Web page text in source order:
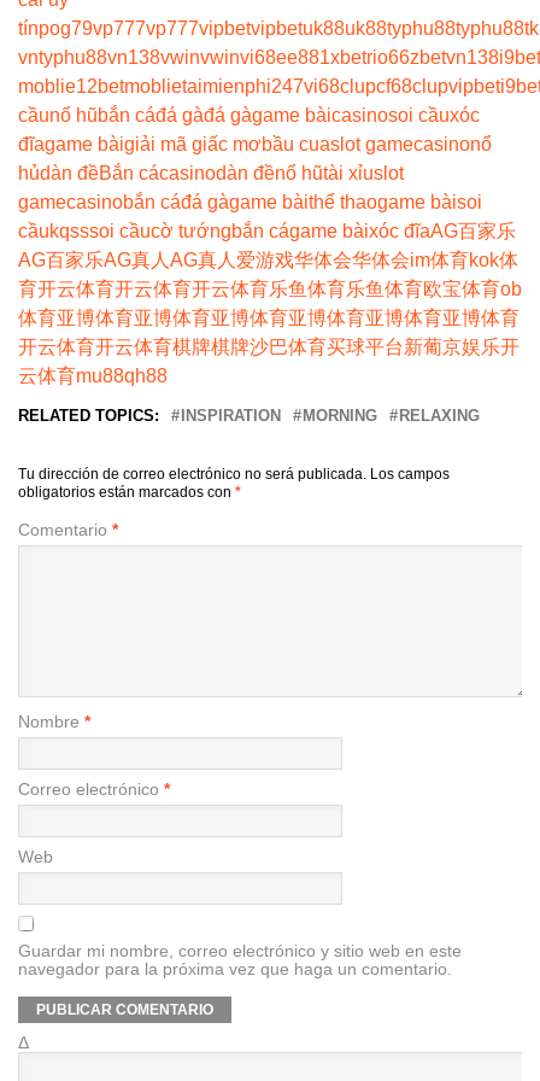
tínpog79vp777vp777vipbetvipbetuk88uk88typhu88typhu88
vntyphu88vn138vwinvwinvi68ee881xbetrio66zbetvn138
moblie12betmoblietaimienphi247vi68clupcf68clupvipbet
cầunổ hũbắn cáđá gàđá gàgame bàicasinosoi cầuxóc
đĩagame bàigiải mã giấc mơbầu cuaslot gamecasinonổ
hủdàn đềBắn cácasinodàn đềnổ hũtài xỉuslot
gamecasinobắn cáđá gàgame bàithể thaogame bàisoi
cầukqsssoi cầucờ tướngbắn cágame bàixóc đĩaAG百家乐
AG百家乐AG真人AG真人爱游戏华体会华体会im体育 kok体
育开云体育开云体育开云体育乐鱼体育乐鱼体育 欧宝体育ob
体育亚博体育亚博体育亚博体育亚博体育亚博体育亚博体育
开云体育开云体育棋牌棋牌沙巴体育买球平台新葡京娱乐开
云体育mu88qh88
RELATED TOPICS: INSPIRATION MORNING RELAXING
Tu dirección de correo electrónico no será publicada. Los campos
obligatorios están marcados con *
Comentario *
Nombre *
Correo electrónico *
Web
Guardar mi nombre, correo electrónico y sitio web en este
navegador para la próxima vez que haga un comentario.
Δ